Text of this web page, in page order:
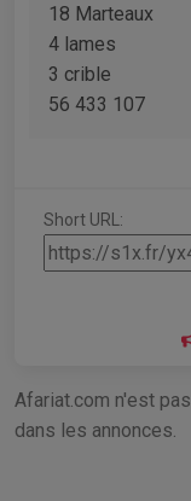
18 Marteaux
4 lames
3 crible
56 433 107
Short URL:
Afariat.com n'est
dans les annonces.